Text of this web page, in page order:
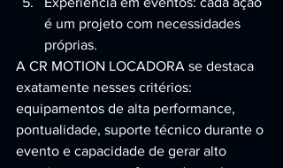
é um projeto com necessidades
próprias.
A CR MOTION LOCADORA se destaca
exatamente nesses critérios:
equipamentos de alta performance,
pontualidade, suporte técnico durante o
evento e capacidade de gerar alto